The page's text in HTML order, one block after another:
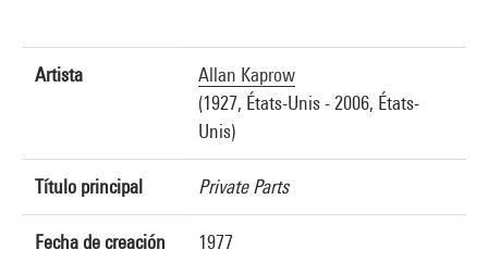
Artista
Allan Kaprow
(1927, États-Unis - 2006, États-
Unis)
Título principal Private Parts
Fecha de creación 1977